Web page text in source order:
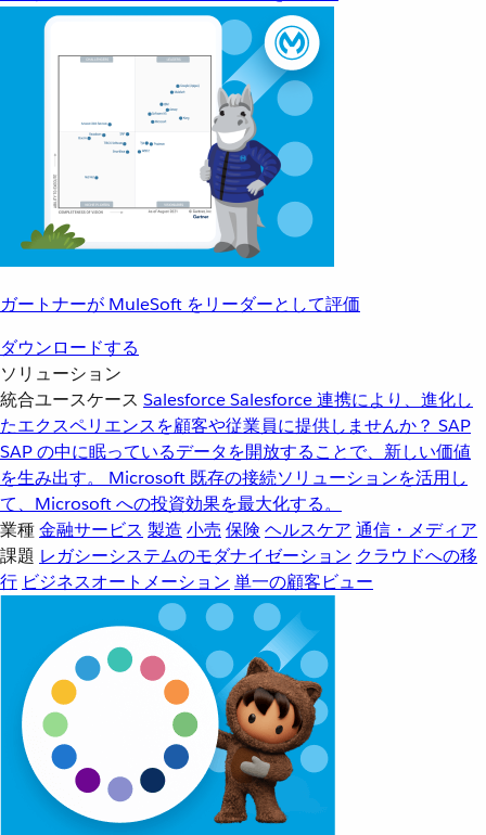
ガートナーが MuleSoft をリーダーとして評価
ダウンロードする
ソリューション
統合ユースケース SalesforceSalesforce 連携により、進化し
たエクスペリエンスを顧客や従業員に提供しませんか？ SAP
SAP の中に眠っているデータを開放することで、新しい価値
を生み出す。
Microsoft 既存の接続ソリューションを活用し
て、Microsoft への投資効果を最大化する。
業種金融サービス 製造 小売 保険 ヘルスケア 通信・メディア
課題 レガシーシステムのモダナイゼーション クラウドへの移
行 ビジネスオートメーション 単一の顧客ビュー